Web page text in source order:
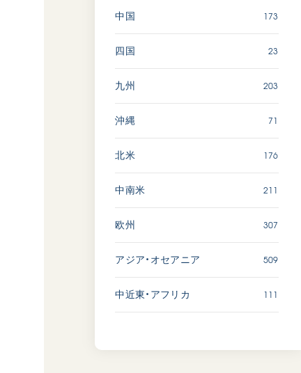
中国 173
四国 23
九州 203
沖縄 71
北米 176
中南米 211
欧州 307
アジア・オセアニア 509
中近東・アフリカ 111